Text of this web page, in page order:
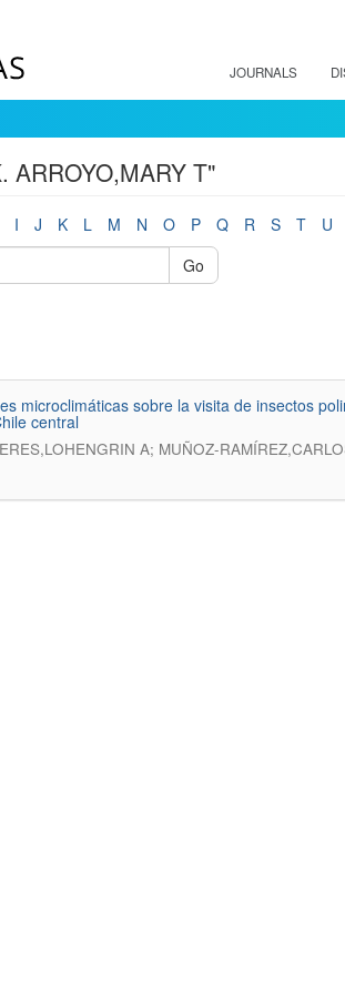
JOURNALS
ARROYO,MARY T"
I J K L M N O P Q R S T U
Go
microclimáticas sobre la visita de insectos
central
A; MUÑOZ-